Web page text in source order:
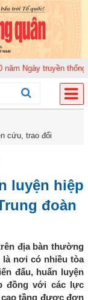
truyền thống (12-
cứu, trao đổi
luyện hiệp
đoàn
địa bàn thường
nơi có nhiều tòa
đấu, huấn luyện
đồng với các lực
tầng được đơn